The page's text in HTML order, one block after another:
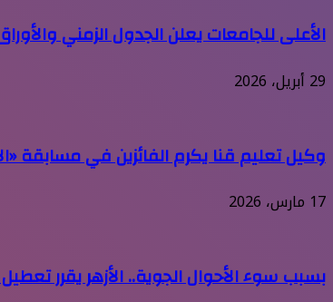
الأعلى للجامعات يعلن الجدول الزمني
29 أبريل، 2026
وكيل تعليم قنا يكرم الفائزين في مسابقة
17 مارس، 2026
بسبب سوء الأحوال الجوية.. الأزهر يقرر